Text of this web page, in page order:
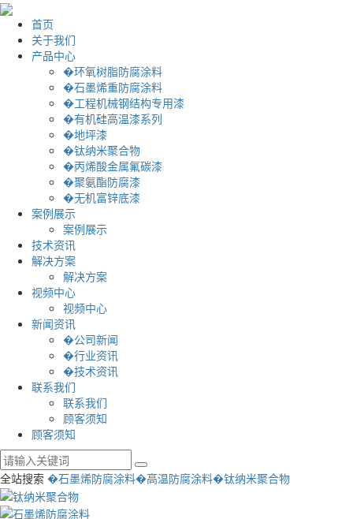
首页
关于我们
产品中心
�环氧树脂防腐涂料
�石墨烯重防腐涂料
�工程机械钢结构专用漆
�有机硅高温漆系列
�地坪漆
�钛纳米聚合物
�丙烯酸金属氟碳漆
�聚氨酯防腐漆
�无机富锌底漆
案例展示
案例展示
技术资讯
解决方案
解决方案
视频中心
视频中心
新闻资讯
�公司新闻
�行业资讯
�技术资讯
联系我们
联系我们
顾客须知
顾客须知
全站搜索 �石墨烯防腐涂料�高温防腐涂料�钛纳米聚合物